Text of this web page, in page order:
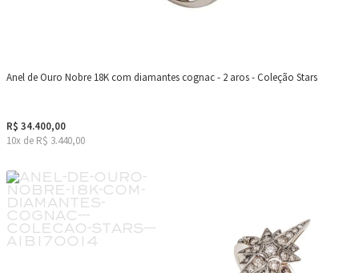
Anel de Ouro Nobre 18K com diamantes cognac - 2 aros - Coleção Stars
R$ 34.400,00
10x de R$ 3.440,00